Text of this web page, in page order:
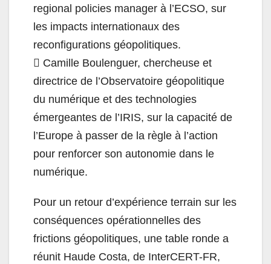
regional policies manager à l’ECSO, sur
les impacts internationaux des
reconfigurations géopolitiques.
 Camille Boulenguer, chercheuse et
directrice de l’Observatoire géopolitique
du numérique et des technologies
émergeantes de l’IRIS, sur la capacité de
l’Europe à passer de la règle à l’action
pour renforcer son autonomie dans le
numérique.
Pour un retour d’expérience terrain sur les
conséquences opérationnelles des
frictions géopolitiques, une table ronde a
réunit Haude Costa, de InterCERT-FR,